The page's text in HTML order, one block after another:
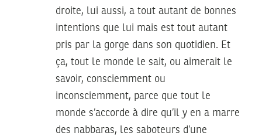
droite, lui aussi, a tout autant de bonnes
intentions que lui mais est tout autant
pris par la gorge dans son quotidien. Et
ça, tout le monde le sait, ou aimerait le
savoir, consciemment ou
inconsciemment, parce que tout le
monde s’accorde à dire qu’il y en a marre
des nabbaras, les saboteurs d’une